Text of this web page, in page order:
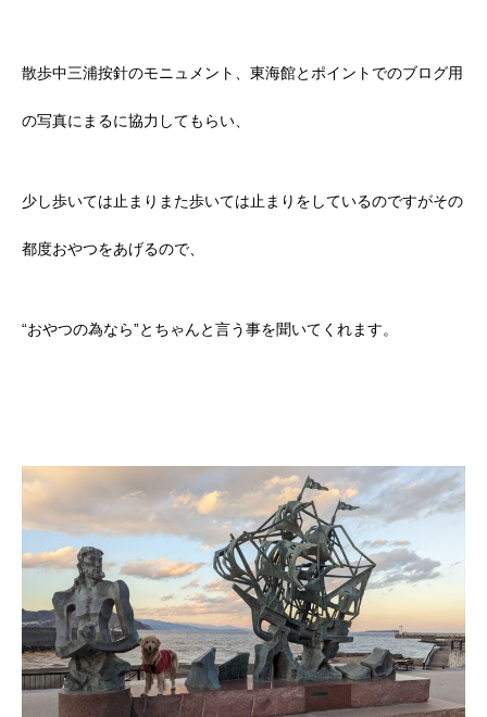
散歩中三浦按針のモニュメント、東海館とポイントでのブログ用
の写真にまるに協力してもらい、
少し歩いては止まりまた歩いては止まりをしているのですがその
都度おやつをあげるので、
“おやつの為なら”とちゃんと言う事を聞いてくれます。